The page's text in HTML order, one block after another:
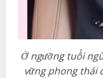
Ở ngưỡng tuổi
vững phong thái